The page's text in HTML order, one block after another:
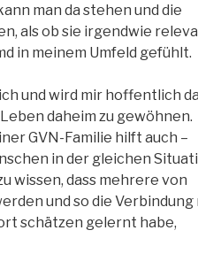
man da stehen und die
als ob sie irgendwie
in meinem Umfeld gefühlt.
und wird mir hoffentlich
daheim zu gewöhnen.
GVN-Familie hilft auch –
in der gleichen
wissen, dass mehrere von
und so die Verbindung
schätzen gelernt habe,